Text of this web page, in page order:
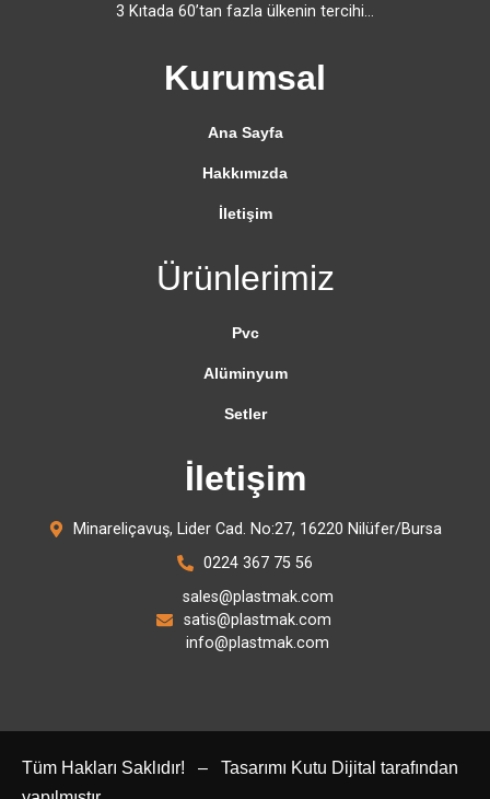
3 Kıtada 60’tan fazla ülkenin tercihi…
Kurumsal
Ana Sayfa
Hakkımızda
İletişim
Ürünlerimiz
Pvc
Alüminyum
Setler
İletişim
Minareliçavuş, Lider Cad. No:27, 16220 Nilüfer/Bursa
0224 367 75 56
sales@plastmak.com
satis@plastmak.com
info@plastmak.com
Tüm Hakları Saklıdır! – Tasarımı Kutu Dijital tarafından